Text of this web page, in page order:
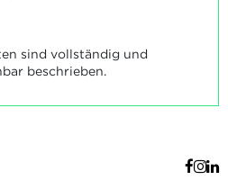
sind vollständig und
beschrieben.